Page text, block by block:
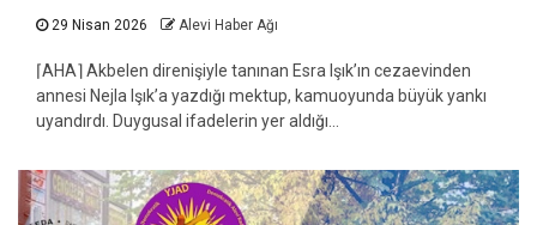
29 Nisan 2026 Alevi Haber Ağı
⌈AHA⌉ Akbelen direnişiyle tanınan Esra Işık’ın cezaevinden
annesi Nejla Işık’a yazdığı mektup, kamuoyunda büyük yankı
uyandırdı. Duygusal ifadelerin yer aldığı...